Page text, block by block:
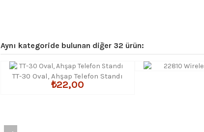
Aynı kategoride bulunan diğer 32 ürün:
TT-30 Oval, Ahşap Telefon Standı
₺22,00